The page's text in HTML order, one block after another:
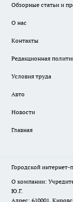
Обзорные статьи и
О нас
Контакты
Редакционная
Условия труда
Авто
Новости
Главная
Городской интернет-
О компании:
Ю.Г.
Адрес: 610001,